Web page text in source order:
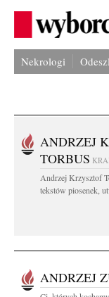
Nekrologi
ANDRZEJ
TORBUS
Andrzej Krzysztof
tekstów piosenek,
ANDRZEJ